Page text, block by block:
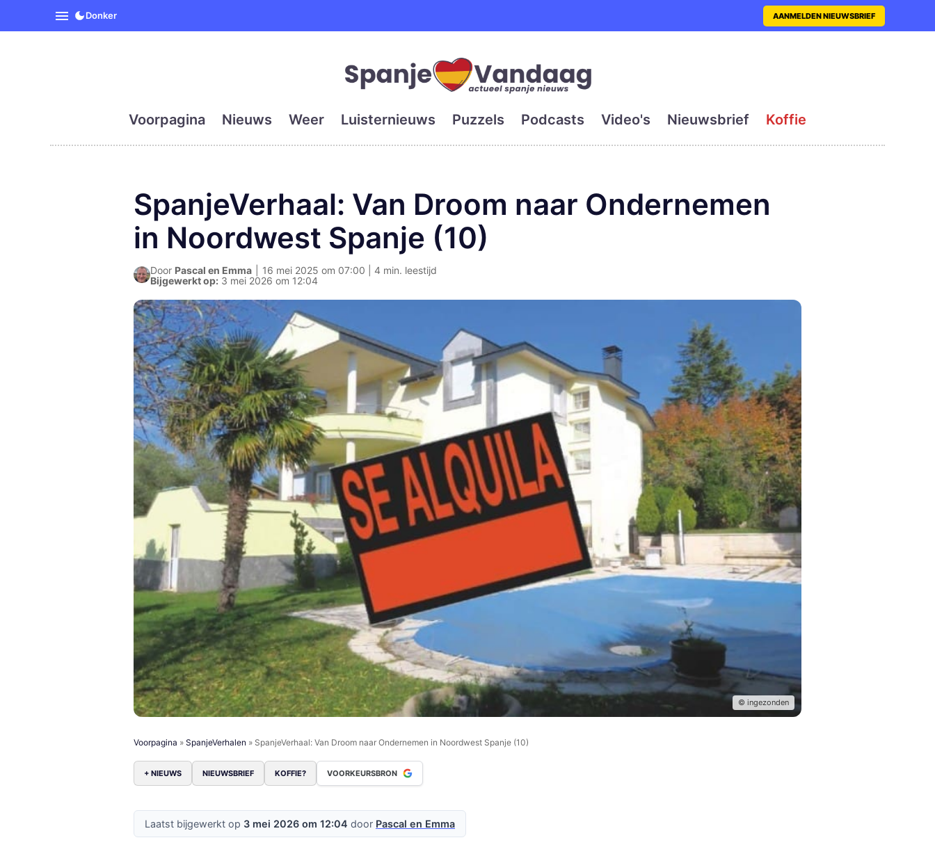
SpanjeVandaag is de eerste en grootste digitale krant met actueel en
Donker AANMELDEN NIEUWSBRIEF
Voorpagina Nieuws Weer Luisternieuws Puzzels Podcasts Video's Nieuwsbrief Koffie
SpanjeVerhaal: Van Droom naar Ondernemen
in Noordwest Spanje (10)
Door Pascal en Emma
16 mei 2025 om 07:00 | 4 min. leestijd
Bijgewerkt op: 3 mei 2026 om 12:04
© ingezonden
Voorpagina » SpanjeVerhalen » SpanjeVerhaal: Van Droom naar Ondernemen in Noordwest Spanje (10)
+ NIEUWS NIEUWSBRIEF KOFFIE? VOORKEURSBRON
Laatst bijgewerkt op 3 mei 2026 om 12:04 door Pascal en Emma